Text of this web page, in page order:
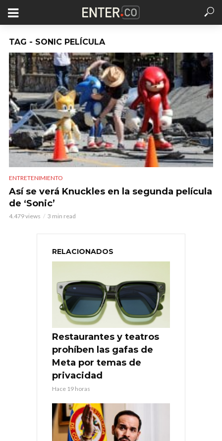
TAG - SONIC PELÍCULA
ENTRETENIMIENTO
Así se verá Knuckles en la segunda película
de ‘Sonic’
4.479 views 3 min read
RELACIONADOS
Restaurantes y teatros
prohíben las gafas de
Meta por temas de
privacidad
Hace 19 horas